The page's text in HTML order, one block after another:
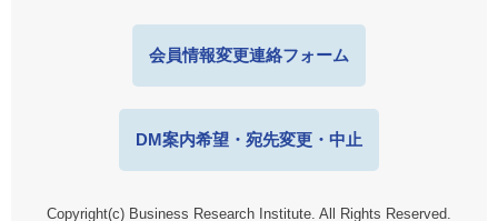
会員情報変更連絡フォーム
DM案内希望・宛先変更・中止
Copyright(c) Business Research Institute. All Rights Reserved.